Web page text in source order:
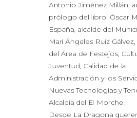
Antonio Jiménez Millán,
prólogo del libro; Óscar
España, alcalde del
Mari Ángeles Ruiz
del Área de Festejos,
Juventud, Calidad de la
Administración y los
Nuevas Tecnologías y
Alcaldía del El Morche.
Desde La Dragona